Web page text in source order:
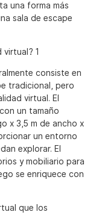
una forma más
sala de escape
consiste en
tradicional, pero
virtual. El
un tamaño
x 3,5 m de ancho x
un entorno
explorar. El
y mobiliario para
se enriquece con
que los